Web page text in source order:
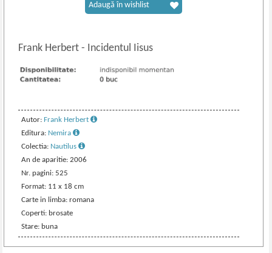
Frank Herbert- Incidentul Iisus
Autor:Frank Herbert
Editura: Nemira
Colectia: Nautilus
An de aparitie: 2006
Nr. pagini: 525
Format: 11 x 18 cm
Carte in limba: romana
Coperti: brosate
Stare: buna
Adaugă în wishlist